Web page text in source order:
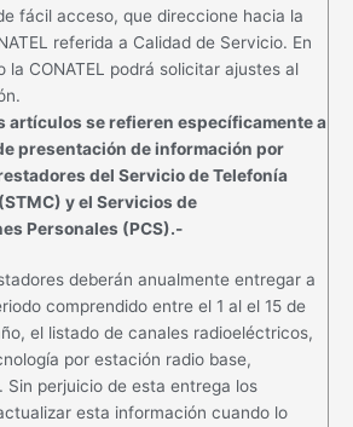
fácil acceso, que direccione hacia la
referida a Calidad de Servicio. En
la CONATEL podrá solicitar ajustes al
artículos se refieren específicamente a
presentación de información por
del Servicio de Telefonía
y el Servicios de
Personales (PCS).-
deberán anualmente entregar a
comprendido entre el 1 al el 15 de
el listado de canales radioeléctricos,
por estación radio base,
Sin perjuicio de esta entrega los
esta información cuando lo